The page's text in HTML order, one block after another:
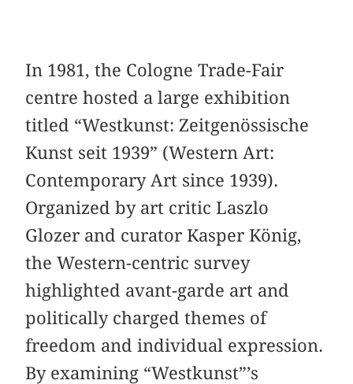
In 1981, the Cologne Trade-Fair
centre hosted a large exhibition
titled “Westkunst: Zeitgenössische
Kunst seit 1939” (Western Art:
Contemporary Art since 1939).
Organized by art critic Laszlo
Glozer and curator Kasper König,
the Western-centric survey
highlighted avant-garde art and
politically charged themes of
freedom and individual expression.
By examining “Westkunst”’s